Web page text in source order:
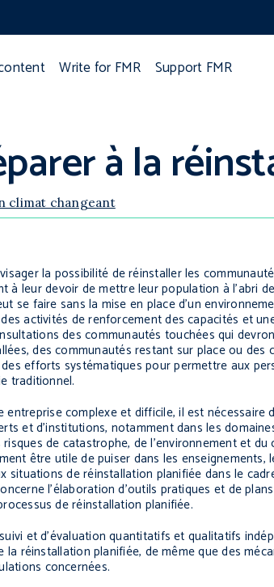
Write for FMR Support FMR
à la
climat changeant
la possibilité de réinstaller les
leur devoir de mettre leur population à l’abri
se faire sans la mise en place d’un
activités de renforcement des capacités et
des communautés touchées qui
des communautés restant sur place ou des
efforts systématiques pour permettre aux
traditionnel.
complexe et difficile, il est nécessaire
et d’institutions, notamment dans les
de catastrophe, de l’environnement et
être utile de puiser dans les enseignements,
situations de réinstallation planifiée dans le
l’élaboration d’outils pratiques et de
de réinstallation planifiée.
et d’évaluation quantitatifs et qualitatifs
réinstallation planifiée, de même que des
concernées.